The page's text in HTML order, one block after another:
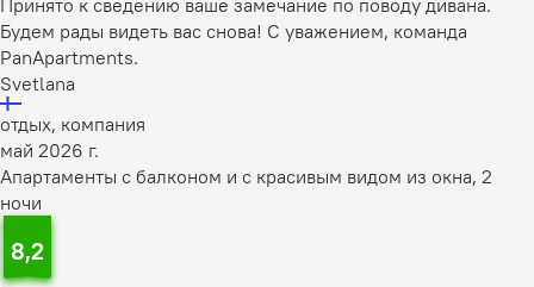
Принято к сведению ваше замечание по поводу дивана.
Будем рады видеть вас снова! С уважением, команда
PanApartments.
Svetlana
отдых, компания
май 2026 г.
Апартаменты с балконом и с красивым видом из окна, 2
ночи
8,2